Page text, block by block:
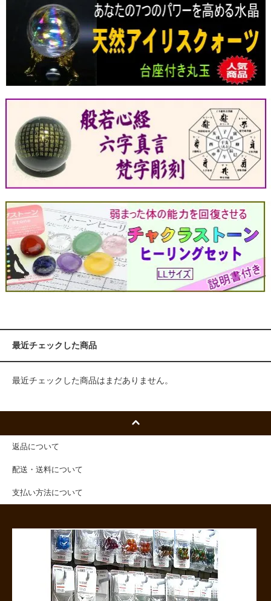
最近チェックした商品
最近チェックした商品はまだありません。
返品について
配送・送料について
支払い方法について